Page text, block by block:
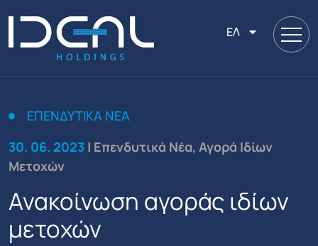
ΕΛ
ΕΠΕΝΔΥΤΙΚΆ ΝΈΑ
30. 06. 2023 | Επενδυτικά Νέα, Αγορά Ιδίων
Μετοχών
Ανακοίνωση αγοράς ιδίων
μετοχών